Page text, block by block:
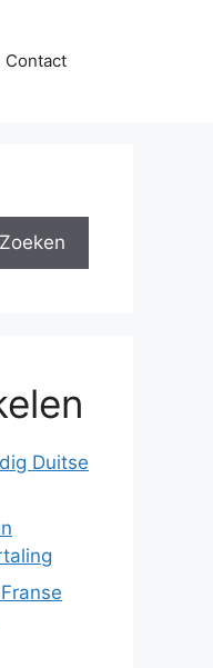
Contact
Zoeken
Duitse